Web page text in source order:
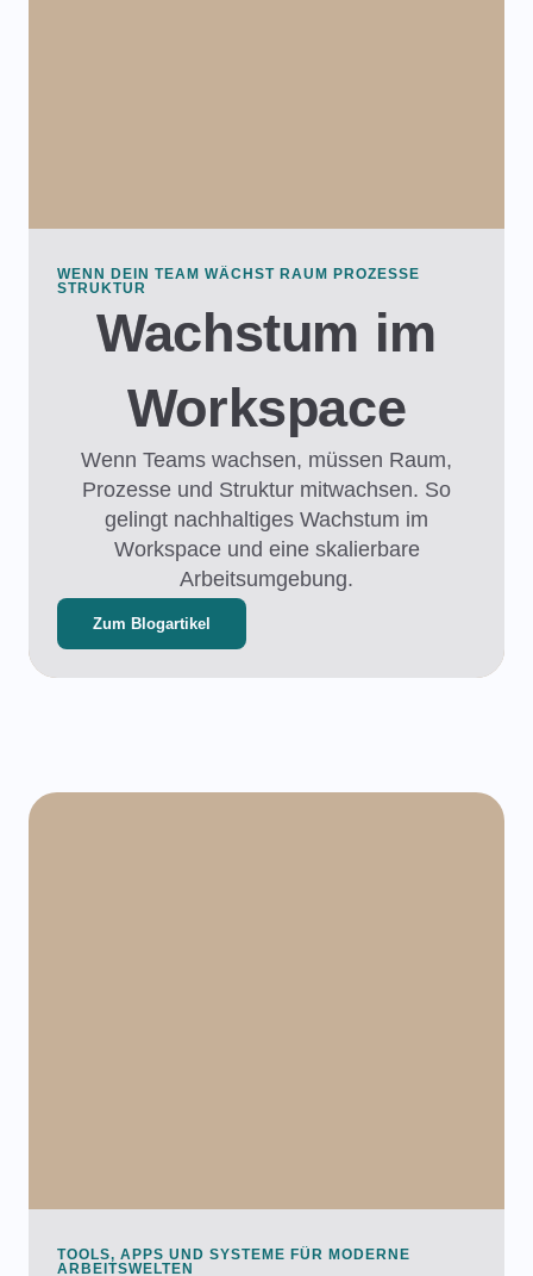
WENN DEIN TEAM WÄCHST RAUM PROZESSE
STRUKTUR
Wachstum im
Workspace
Wenn Teams wachsen, müssen Raum,
Prozesse und Struktur mitwachsen. So
gelingt nachhaltiges Wachstum im
Workspace und eine skalierbare
Arbeitsumgebung.
Zum Blogartikel
TOOLS, APPS UND SYSTEME FÜR MODERNE
ARBEITSWELTEN